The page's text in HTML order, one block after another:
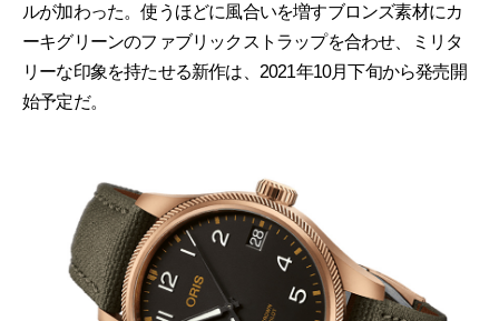
ルが加わった。使うほどに風合いを増すブロンズ素材にカ
ーキグリーンのファブリックストラップを合わせ、ミリタ
リーな印象を持たせる新作は、2021年10月下旬から発売開
始予定だ。